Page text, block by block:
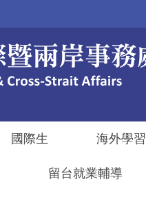
國際生 海外學習
留台就業輔導